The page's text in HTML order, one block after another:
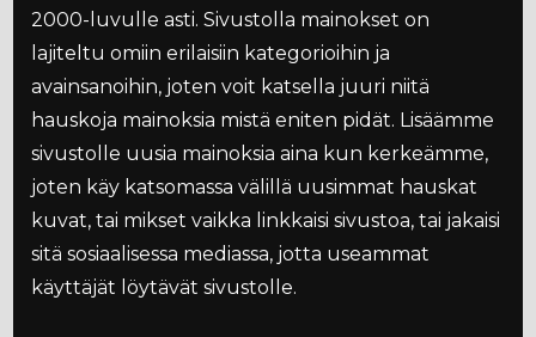
2000-luvulle asti. Sivustolla mainokset on
lajiteltu omiin erilaisiin kategorioihin ja
avainsanoihin, joten voit katsella juuri niitä
hauskoja mainoksia mistä eniten pidät. Lisäämme
sivustolle uusia mainoksia aina kun kerkeämme,
joten käy katsomassa välillä uusimmat hauskat
kuvat, tai mikset vaikka linkkaisi sivustoa, tai jakaisi
sitä sosiaalisessa mediassa, jotta useammat
käyttäjät löytävät sivustolle.